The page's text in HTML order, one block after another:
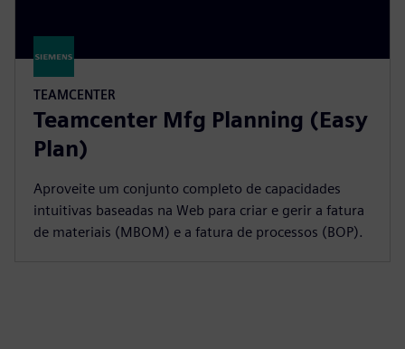
TEAMCENTER
Teamcenter Mfg Planning (Easy
Plan)
Aproveite um conjunto completo de capacidades
intuitivas baseadas na Web para criar e gerir a fatura
de materiais (MBOM) e a fatura de processos (BOP).